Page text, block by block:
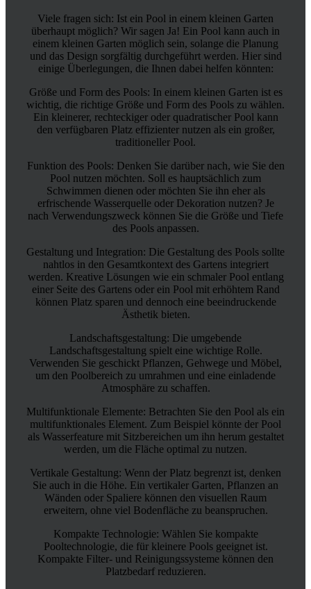
Viele fragen sich: Ist ein Pool in einem kleinen Garten
überhaupt möglich? Wir sagen Ja! Ein Pool kann auch in
einem kleinen Garten möglich sein, solange die Planung
und das Design sorgfältig durchgeführt werden. Hier sind
einige Überlegungen, die Ihnen dabei helfen könnten:
Größe und Form des Pools: In einem kleinen Garten ist es
wichtig, die richtige Größe und Form des Pools zu wählen.
Ein kleinerer, rechteckiger oder quadratischer Pool kann
den verfügbaren Platz effizienter nutzen als ein großer,
traditioneller Pool.
Funktion des Pools: Denken Sie darüber nach, wie Sie den
Pool nutzen möchten. Soll es hauptsächlich zum
Schwimmen dienen oder möchten Sie ihn eher als
erfrischende Wasserquelle oder Dekoration nutzen? Je
nach Verwendungszweck können Sie die Größe und Tiefe
des Pools anpassen.
Gestaltung und Integration: Die Gestaltung des Pools sollte
nahtlos in den Gesamtkontext des Gartens integriert
werden. Kreative Lösungen wie ein schmaler Pool entlang
einer Seite des Gartens oder ein Pool mit erhöhtem Rand
können Platz sparen und dennoch eine beeindruckende
Ästhetik bieten.
Landschaftsgestaltung: Die umgebende
Landschaftsgestaltung spielt eine wichtige Rolle.
Verwenden Sie geschickt Pflanzen, Gehwege und Möbel,
um den Poolbereich zu umrahmen und eine einladende
Atmosphäre zu schaffen.
Multifunktionale Elemente: Betrachten Sie den Pool als ein
multifunktionales Element. Zum Beispiel könnte der Pool
als Wasserfeature mit Sitzbereichen um ihn herum gestaltet
werden, um die Fläche optimal zu nutzen.
Vertikale Gestaltung: Wenn der Platz begrenzt ist, denken
Sie auch in die Höhe. Ein vertikaler Garten, Pflanzen an
Wänden oder Spaliere können den visuellen Raum
erweitern, ohne viel Bodenfläche zu beanspruchen.
Kompakte Technologie: Wählen Sie kompakte
Pooltechnologie, die für kleinere Pools geeignet ist.
Kompakte Filter- und Reinigungssysteme können den
Platzbedarf reduzieren.